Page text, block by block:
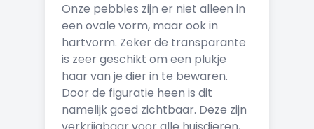
Onze pebbles zijn er niet alleen in
een ovale vorm, maar ook in
hartvorm. Zeker de transparante
is zeer geschikt om een plukje
haar van je dier in te bewaren.
Door de figuratie heen is dit
namelijk goed zichtbaar. Deze zijn